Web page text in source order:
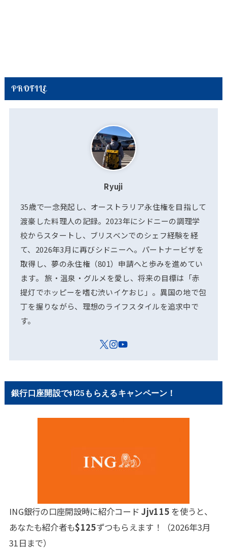
PROFILE
Ryuji
35歳で一念発起し、オーストラリア永住権を目指して
渡豪した料理人の記録。2023年にシドニーの調理学
校からスタートし、ブリスベンでのシェフ経験を経
て、2026年3月に再びシドニーへ。パートナービザを
取得し、夢の永住権（801）申請へと歩みを進めてい
ます。 旅・温泉・グルメを愛し、将来の目標は「赤
提灯でホッピーを嗜む渋いイケおじ」。異国の地で包
丁を握りながら、理想のライフスタイルを追求中で
す。
銀行口座開設で$125もらえるキャンペーン！
ING銀行の口座開設時に紹介コードJjv115 を使うと、
あなたも紹介者も$125ずつもらえます！（2026年3月
31日まで）